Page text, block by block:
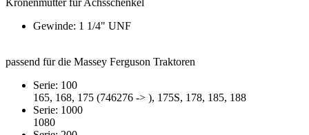
Gewinde: 1 1/4" UNF
passend für die Massey Ferguson Traktoren
Serie: 100
165, 168, 175 (746276 -> ), 175S, 178, 185, 188
Serie: 1000
1080